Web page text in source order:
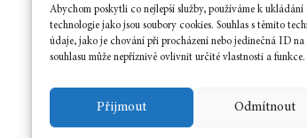
Abychom poskytli co nejlepší služby, používáme k
technologie jako jsou soubory cookies. Souhlas s těmito
údaje, jako je chování při procházení nebo jedinečná ID
souhlasu může nepříznivě ovlivnit určité vlastnosti a funkce.
Přijmout Odmítnout
lingvisty a orientalisty Jozefa Genzora,
…